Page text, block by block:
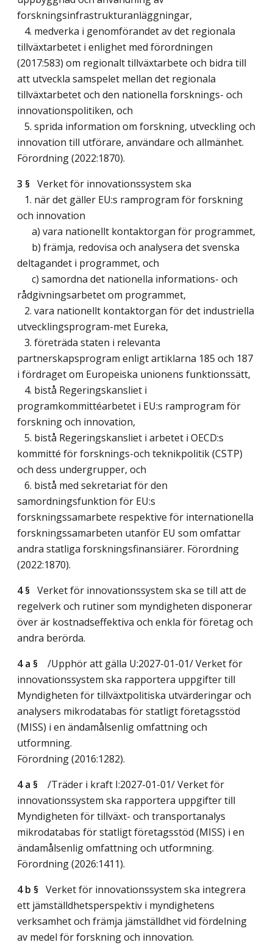
forskningsinfrastrukturanläggningar,
4. medverka i genomförandet av det regionala
tillväxtarbetet i enlighet med förordningen
(2017:583) om regionalt tillväxtarbete och bidra till
att utveckla samspelet mellan det regionala
tillväxtarbetet och den nationella forsknings- och
innovationspolitiken, och
5. sprida information om forskning, utveckling och
innovation till utförare, användare och allmänhet.
Förordning (2022:1870).
3 § Verket för innovationssystem ska
1. när det gäller EU:s ramprogram för forskning
och innovation
a) vara nationellt kontaktorgan för programmet,
b) främja, redovisa och analysera det svenska
deltagandet i programmet, och
c) samordna det nationella informations- och
rådgivningsarbetet om programmet,
2. vara nationellt kontaktorgan för det industriella
utvecklingsprogram-met Eureka,
3. företräda staten i relevanta
partnerskapsprogram enligt artiklarna 185 och 187
i fördraget om Europeiska unionens funktionssätt,
4. bistå Regeringskansliet i
programkommittéarbetet i EU:s ramprogram för
forskning och innovation,
5. bistå Regeringskansliet i arbetet i OECD:s
kommitté för forsknings-och teknikpolitik (CSTP)
och dess undergrupper, och
6. bistå med sekretariat för den
samordningsfunktion för EU:s
forskningssamarbete respektive för internationella
forskningssamarbeten utanför EU som omfattar
andra statliga forskningsfinansiärer. Förordning
(2022:1870).
4 § Verket för innovationssystem ska se till att de
regelverk och rutiner som myndigheten disponerar
över är kostnadseffektiva och enkla för företag och
andra berörda.
4 a §
/Upphör att gälla U:2027-01-01/Verket för
innovationssystem ska rapportera uppgifter till
Myndigheten för tillväxtpolitiska utvärderingar och
analysers mikrodatabas för statligt företagsstöd
(MISS) i en ändamålsenlig omfattning och
utformning.
Förordning (2016:1282).
4 a §
/Träder i kraft I:2027-01-01/Verket för
innovationssystem ska rapportera uppgifter till
Myndigheten för tillväxt- och transportanalys
mikrodatabas för statligt företagsstöd (MISS) i en
ändamålsenlig omfattning och utformning.
Förordning (2026:1411).
4 b § Verket för innovationssystem ska integrera
ett jämställdhetsperspektiv i myndighetens
verksamhet och främja jämställdhet vid fördelning
av medel för forskning och innovation.